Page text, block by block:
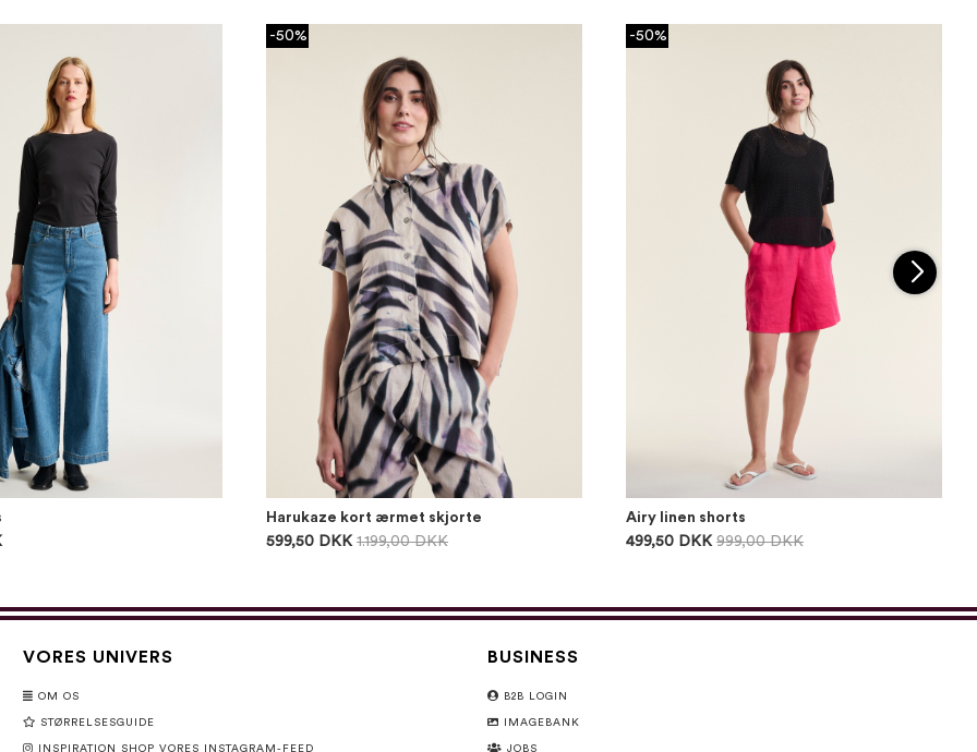
-50%
Harukaze kort ærmet skjorte
599,50 DKK 1.199,00 DKK
-50%
Airy linen shorts
499,50 DKK 999,00 DKK
VORES UNIVERS
OM OS
STØRRELSESGUIDE
INSPIRATION SHOP VORES INSTAGRAM-FEED
BUSINESS
B2B LOGIN
IMAGEBANK
JOBS